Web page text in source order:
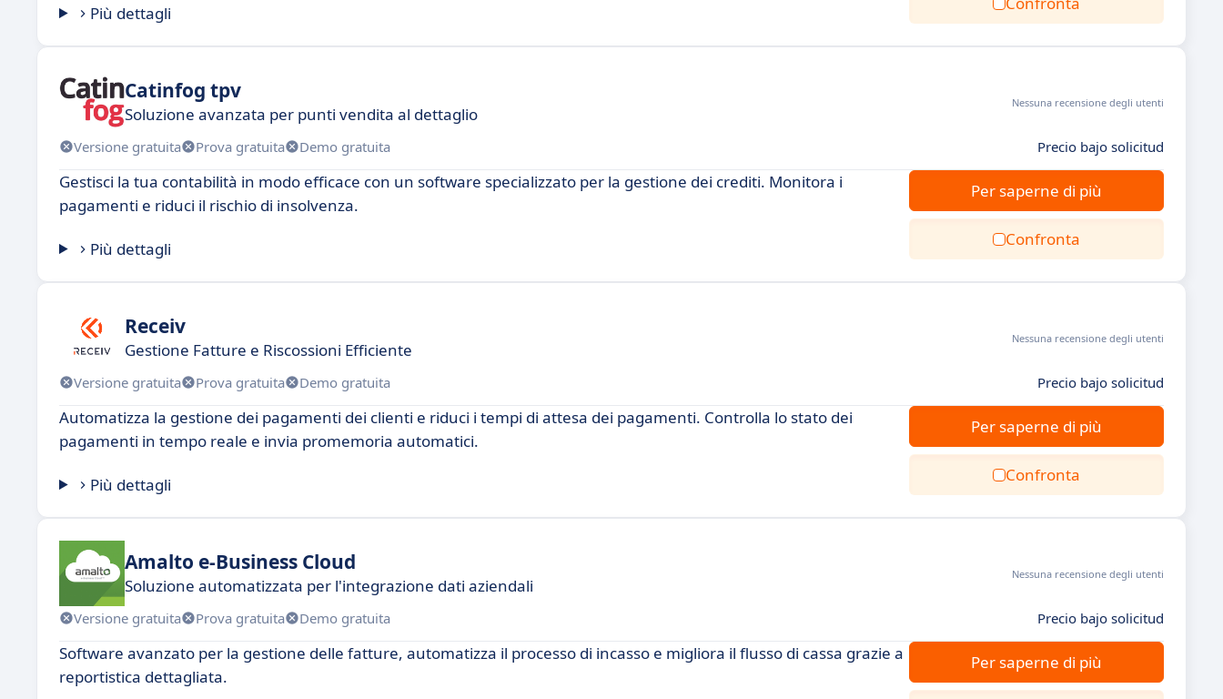
Più dettagli
Catinfog tpv
Soluzione avanzata per punti vendita al dettaglio
Nessuna recensione degli utenti
Versione gratuita Prova gratuita Demo gratuita Precio bajo solicitud
Gestisci la tua contabilità in modo efficace con un software specializzato per la gestione dei crediti. Monitora i
pagamenti e riduci il rischio di insolvenza.
Più dettagli
Per saperne di più
Confronta
Receiv
Gestione Fatture e Riscossioni Efficiente
Nessuna recensione degli utenti
Versione gratuita Prova gratuita Demo gratuita Precio bajo solicitud
Automatizza la gestione dei pagamenti dei clienti e riduci i tempi di attesa dei pagamenti. Controlla lo stato dei
pagamenti in tempo reale e invia promemoria automatici.
Più dettagli
Per saperne di più
Confronta
Amalto e-Business Cloud
Soluzione automatizzata per l'integrazione dati aziendali
Nessuna recensione degli utenti
Versione gratuita Prova gratuita Demo gratuita Precio bajo solicitud
Software avanzato per la gestione delle fatture, automatizza il processo di incasso e migliora il flusso di cassa grazie a
reportistica dettagliata.
Per saperne di più